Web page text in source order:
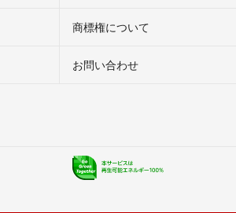
商標権について
お問い合わせ